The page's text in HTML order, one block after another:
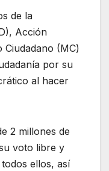
de la
Acción
(MC)
por su
al hacer
2 millones de
voto libre y
ellos, así